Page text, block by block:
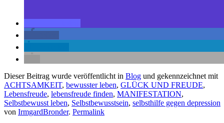
Dieser Beitrag wurde veröffentlicht in Blog und gekennzeichnet mit
ACHTSAMKEIT, bewusster leben, GLÜCK UND FREUDE,
Lebensfreude, lebensfreude finden, MANIFESTATION,
Selbstbewusst leben, Selbstbewusstsein, selbsthilfe gegen depression
von IrmgardBronder. Permalink